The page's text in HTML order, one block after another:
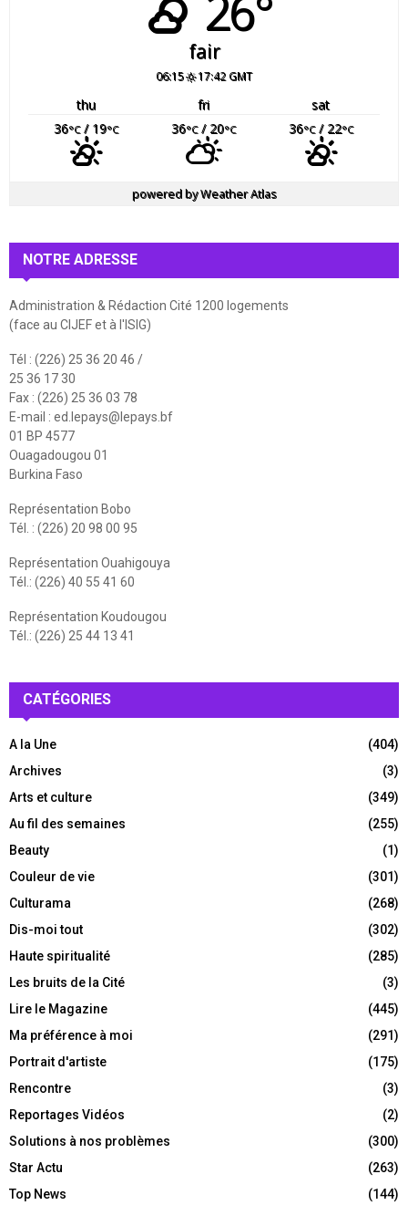
fair
06:15 17:42 GMT
thu fri
sat
36°C/ 19°C 36°C/ 20°C 36°C/ 22°C
powered byWeather Atlas
NOTRE ADRESSE
Administration & Rédaction Cité 1200 logements
(face au CIJEF et à l'ISIG)
Tél : (226) 25 36 20 46 /
25 36 17 30
Fax : (226) 25 36 03 78
E-mail : ed.lepays@lepays.bf
01 BP 4577
Ouagadougou 01
Burkina Faso
Représentation Bobo
Tél. : (226) 20 98 00 95
Représentation Ouahigouya
Tél.: (226) 40 55 41 60
Représentation Koudougou
Tél.: (226) 25 44 13 41
CATÉGORIES
A la Une
(404)
Archives
(3)
Arts et culture
(349)
Au fil des semaines
(255)
Beauty
(1)
Couleur de vie
(301)
Culturama
(268)
Dis-moi tout
(302)
Haute spiritualité
(285)
Les bruits de la Cité
(3)
Lire le Magazine
(445)
Ma préférence à moi
(291)
Portrait d'artiste
(175)
Rencontre
(3)
Reportages Vidéos
(2)
Solutions à nos problèmes
(300)
Star Actu
(263)
Top News
(144)